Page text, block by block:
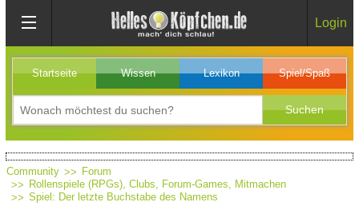
Login
Startseite Wissen Lexikon Spiel/Spaß
Community
Forum
Rollenspiele (RPGs), Clubs, Forum-Games, Mitmachen
Spiel: Der letzte Buchstabe des Namens